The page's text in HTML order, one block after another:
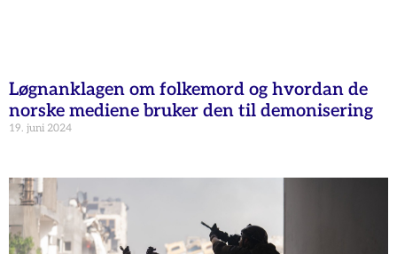
Løgnanklagen om folkemord og hvordan de
norske mediene bruker den til demonisering
19. juni 2024